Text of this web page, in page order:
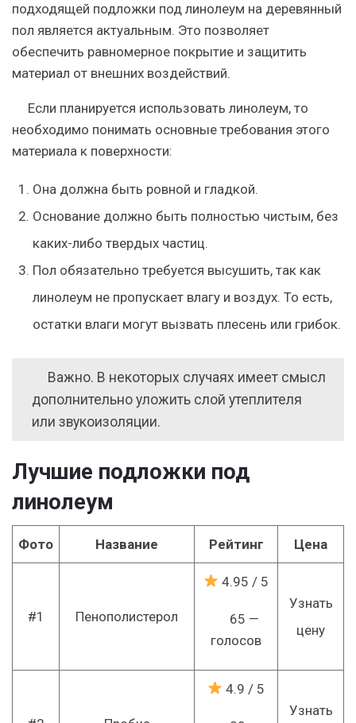
подходящей подложки под линолеум на деревянный
пол является актуальным. Это позволяет
обеспечить равномерное покрытие и защитить
материал от внешних воздействий.
Если планируется использовать линолеум, то
необходимо понимать основные требования этого
материала к поверхности:
Она должна быть ровной и гладкой.
Основание должно быть полностью чистым, без
каких-либо твердых частиц.
Пол обязательно требуется высушить, так как
линолеум не пропускает влагу и воздух. То есть,
остатки влаги могут вызвать плесень или грибок.
Важно. В некоторых случаях имеет смысл
дополнительно уложить слой утеплителя
или звукоизоляции.
Лучшие подложки под
линолеум
Фото Название Рейтинг Цена
#1 Пенополистерол
4.95 / 5
65 —
голосов
Узнать
цену
4.9 / 5
Узнать